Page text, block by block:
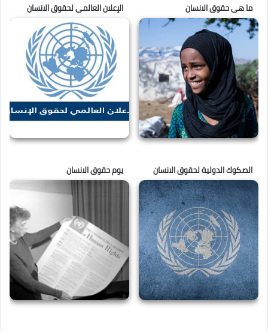
ما هى حقوق الانسان الإعلان العالمى لحقوق الانسان
الصكوك الدولية لحقوق الانسان يوم حقوق الانسان